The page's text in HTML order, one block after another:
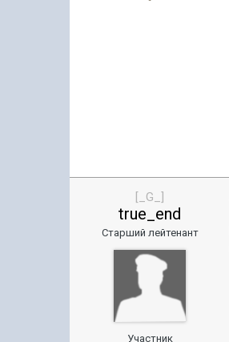
[_G_]
true_end
Старший лейтенант
Участник